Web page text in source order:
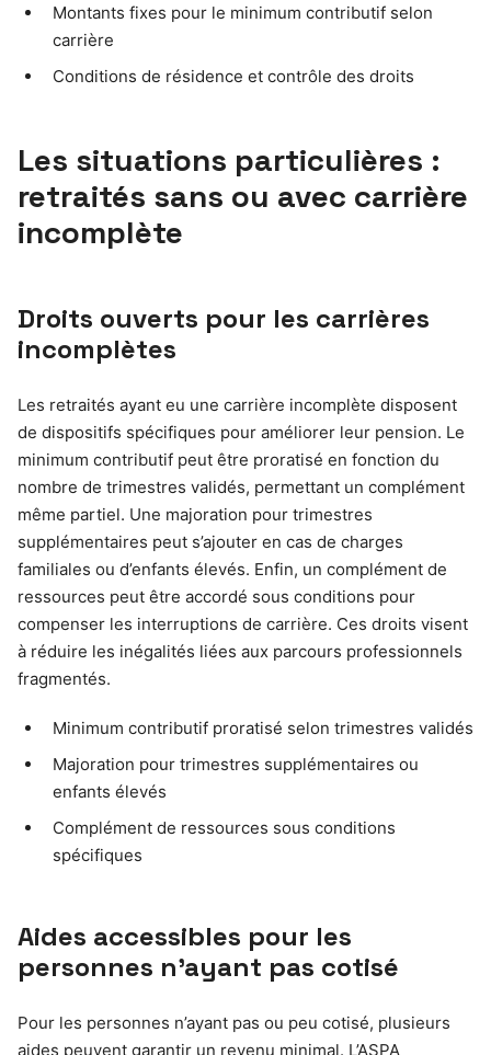
Montants fixes pour le minimum contributif selon
carrière
Conditions de résidence et contrôle des droits
Les situations particulières :
retraités sans ou avec carrière
incomplète
Droits ouverts pour les carrières
incomplètes
Les retraités ayant eu une carrière incomplète disposent
de dispositifs spécifiques pour améliorer leur pension. Le
minimum contributif peut être proratisé en fonction du
nombre de trimestres validés, permettant un complément
même partiel. Une majoration pour trimestres
supplémentaires peut s’ajouter en cas de charges
familiales ou d’enfants élevés. Enfin, un complément de
ressources peut être accordé sous conditions pour
compenser les interruptions de carrière. Ces droits visent
à réduire les inégalités liées aux parcours professionnels
fragmentés.
Minimum contributif proratisé selon trimestres validés
Majoration pour trimestres supplémentaires ou
enfants élevés
Complément de ressources sous conditions
spécifiques
Aides accessibles pour les
personnes n’ayant pas cotisé
Pour les personnes n’ayant pas ou peu cotisé, plusieurs
aides peuvent garantir un revenu minimal. L’ASPA